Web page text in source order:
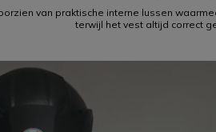
van praktische interne lussen
terwijl het vest altijd correct